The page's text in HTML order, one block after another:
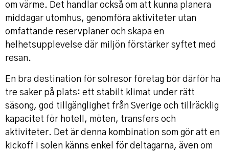
om värme. Det handlar också om att kunna planera
middagar utomhus, genomföra aktiviteter utan
omfattande reservplaner och skapa en
helhetsupplevelse där miljön förstärker syftet med
resan.
En bra destination för solresor företag bör därför ha
tre saker på plats: ett stabilt klimat under rätt
säsong, god tillgänglighet från Sverige och tillräcklig
kapacitet för hotell, möten, transfers och
aktiviteter. Det är denna kombination som gör att en
kickoff i solen känns enkel för deltagarna, även om